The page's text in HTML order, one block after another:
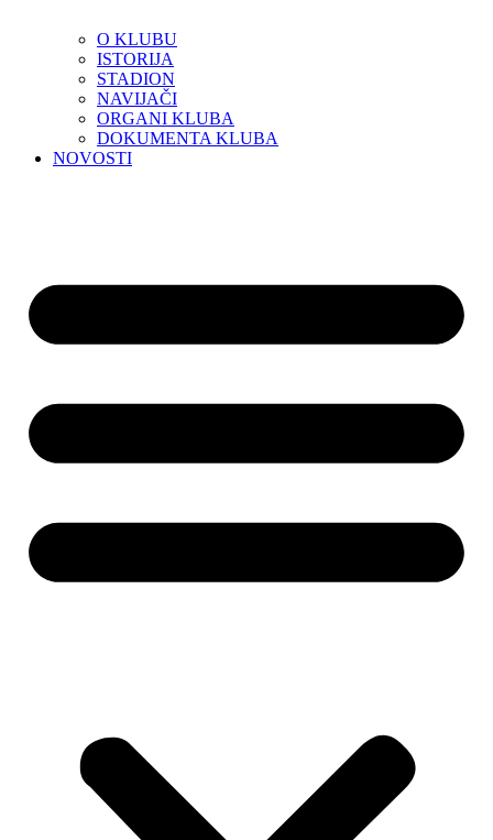
O KLUBU
ISTORIJA
STADION
NAVIJAČI
ORGANI KLUBA
DOKUMENTA KLUBA
NOVOSTI